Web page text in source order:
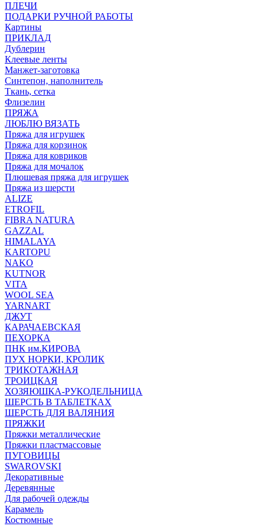
ПЛЕЧИ
ПОДАРКИ РУЧНОЙ РАБОТЫ
Картины
ПРИКЛАД
Дублерин
Клеевые ленты
Манжет-заготовка
Синтепон, наполнитель
Ткань, сетка
Флизелин
ПРЯЖА
ЛЮБЛЮ ВЯЗАТЬ
Пряжа для игрушек
Пряжа для корзинок
Пряжа для ковриков
Пряжа для мочалок
Плюшевая пряжа для игрушек
Пряжа из шерсти
ALIZE
ETROFIL
FIBRA NATURA
GAZZAL
HIMALAYA
KARTOPU
NAKO
KUTNOR
VITA
WOOL SEA
YARNART
ДЖУТ
КАРАЧАЕВСКАЯ
ПЕХОРКА
ПНК им.КИРОВА
ПУХ НОРКИ, КРОЛИК
ТРИКОТАЖНАЯ
ТРОИЦКАЯ
ХОЗЯЮШКА-РУКОДЕЛЬНИЦА
ШЕРСТЬ В ТАБЛЕТКАХ
ШЕРСТЬ ДЛЯ ВАЛЯНИЯ
ПРЯЖКИ
Пряжки металлические
Пряжки пластмассовые
ПУГОВИЦЫ
SWAROVSKI
Декоративные
Деревянные
Для рабочей одежды
Карамель
Костюмные